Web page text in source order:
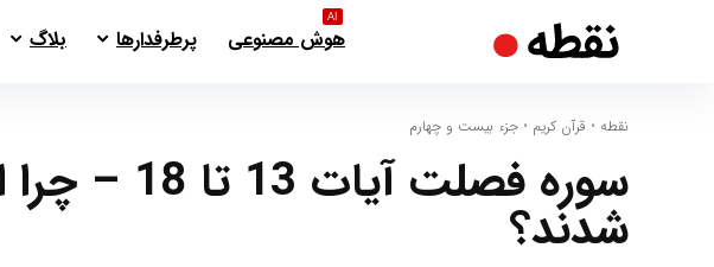
هوش مصنوعی
AI
پرطرفدارها بلاگ
نقطه • قرآن کریم • جزء بیست و چهارم
سوره فصلت
شدند؟